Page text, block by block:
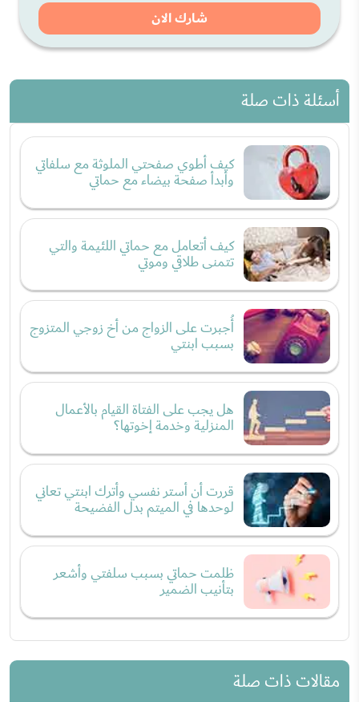
شارك الان
أسئلة ذات صلة
كيف أطوي صفحتي الملوثة مع سلفاتي
وأبدأ صفحة بيضاء مع حماتي
كيف أتعامل مع حماتي اللئيمة والتي
تتمنى طلاقي وموتي
أُجبرت على الزواج من أخ زوجي المتزوج
بسبب ابنتي
هل يجب على الفتاة القيام بالأعمال
المنزلية وخدمة إخوتها؟
قررت أن أستر نفسي وأترك ابنتي تعاني
لوحدها في الميتم بدل الفضيحة
ظلمت حماتي بسبب سلفتي وأشعر
بتأنيب الضمير
مقالات ذات صلة